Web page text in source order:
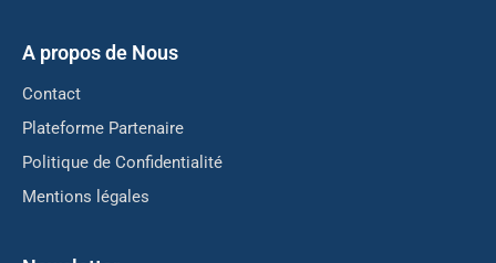
A propos de Nous
Contact
Plateforme Partenaire
Politique de Confidentialité
Mentions légales